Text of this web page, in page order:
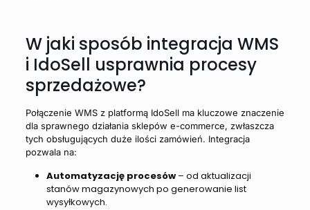
W jaki sposób integracja WMS
i IdoSell usprawnia procesy
sprzedażowe?
Połączenie WMS z platformą IdoSell ma kluczowe znaczenie
dla sprawnego działania sklepów e-commerce, zwłaszcza
tych obsługujących duże ilości zamówień. Integracja
pozwala na:
Automatyzację procesów– od aktualizacji
stanów magazynowych po generowanie list
wysyłkowych.